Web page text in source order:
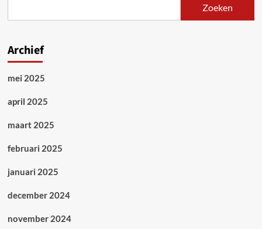
Zoeken
Archief
mei 2025
april 2025
maart 2025
februari 2025
januari 2025
december 2024
november 2024